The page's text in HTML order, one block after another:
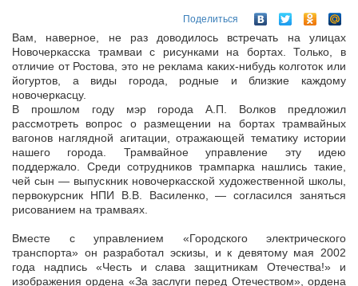
Поделиться
Вам, наверное, не раз доводилось встречать на улицах
Новочеркасска трамваи с рисунками на бортах. Только, в
отличие от Ростова, это не реклама каких-нибудь колготок или
йогуртов, а виды города, родные и близкие каждому
новочеркасцу.
В прошлом году мэр города А.П. Волков предложил
рассмотреть вопрос о размещении на бортах трамвайных
вагонов наглядной агитации, отражающей тематику истории
нашего города. Трамвайное управление эту идею
поддержало. Среди сотрудников трампарка нашлись такие,
чей сын — выпускник новочеркасской художественной школы,
первокурсник НПИ В.В. Василенко, — согласился заняться
рисованием на трамваях.
Вместе с управлением «Городского электрического
транспорта» он разработал эскизы, и к девятому мая 2002
года надпись «Честь и слава защитникам Отечества!» и
изображения ордена «За заслуги перед Отечеством», ордена